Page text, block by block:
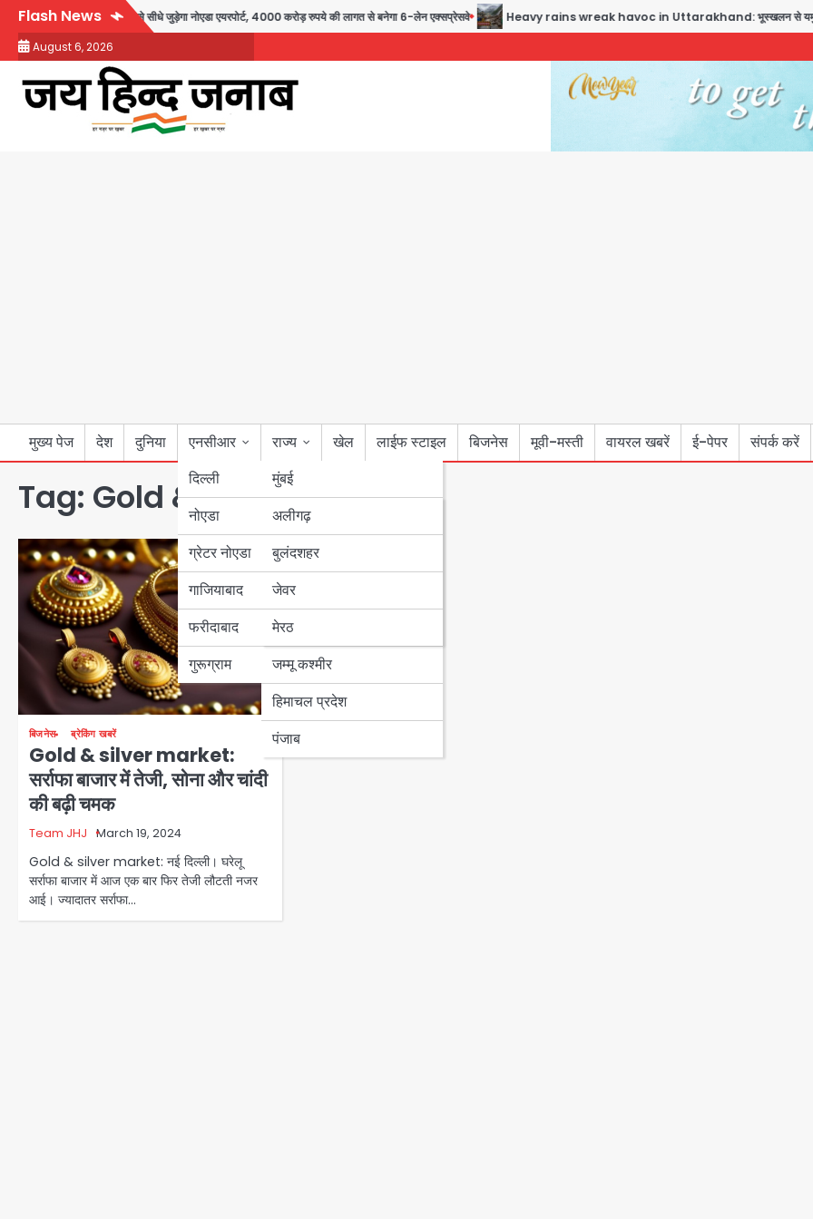
Skip
content
Flash News
दिल्ली-हरियाणा से सीधे जुड़ेगा नोएडा एयरपोर्ट, 4000 करोड़ रुपये की लागत से बनेगा 6-लेन एक्सप्रेसवे Heavy rains wreak havoc in Uttarakhand: भूस्खलन से यमुनोत्री,
August 6, 2026
मुख्य पेज देश दुनिया
एनसीआर
दिल्ली
नोएडा
ग्रेटर नोएडा
गाजियाबाद
फरीदाबाद
गुरूग्राम
राज्य
मुंबई
उत्तर प्रदेश
अलीगढ़
बुलंदशहर
जेवर
मेरठ
बिहार
पंजाब
हरियाणा
जम्मू कश्मीर
हिमाचल प्रदेश
पंजाब
खेल लाईफ स्टाइल बिजनेस मूवी-मस्ती वायरल खबरें ई-पेपर संपर्क करें
Tag: Gold & silver market
बिजनेस ब्रेकिंग खबरें
Gold & silver market:
सर्राफा बाजार में तेजी, सोना और चांदी
की बढ़ी चमक
Team JHJ March 19, 2024
Gold & silver market: नई दिल्ली। घरेलू
सर्राफा बाजार में आज एक बार फिर तेजी लौटती नजर
आई। ज्यादातर सर्राफा…